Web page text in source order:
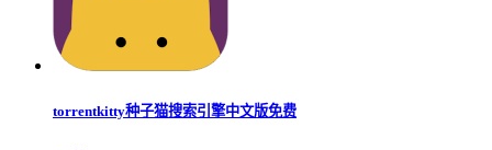
torrentkitty种子猫搜索引擎中文版免费